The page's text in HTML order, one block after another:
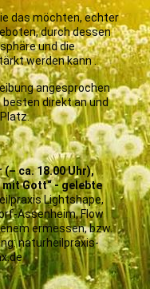
das möchten, echter
durch dessen
und die
werden kann .
angesprochen
direkt an und
(– ca. 18.00 Uhr),
mit Gott“ - gelebte
Lightshape,
Assenheim, Flow
ermessen, bzw.
naturheilpraxis-